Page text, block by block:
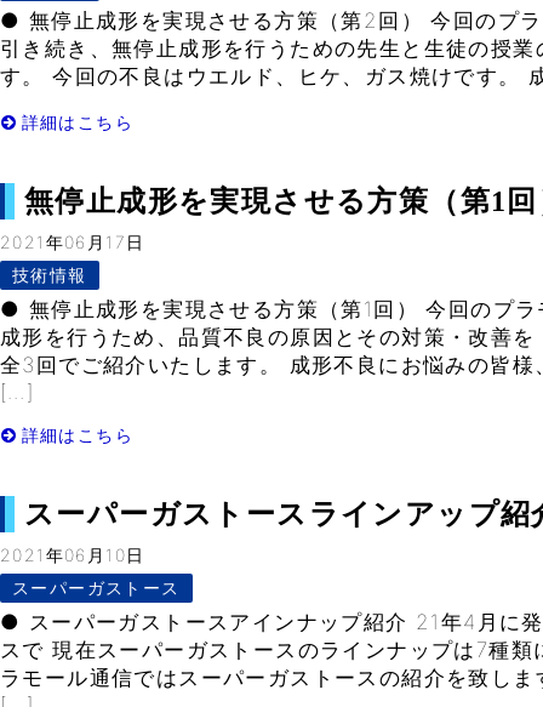
● 無停止成形を実現させる方策（第2回） 今回のプ
引き続き、無停止成形を行うための先生と生徒の授
す。 今回の不良はウエルド、ヒケ、ガス焼けです。
詳細はこちら
無停止成形を実現させる方策（第1
2021年06月17日
技術情報
● 無停止成形を実現させる方策（第1回） 今回のプ
成形を行うため、品質不良の原因とその対策・改善
全3回でご紹介いたします。 成形不良にお悩みの皆
[…]
詳細はこちら
スーパーガストースラインアップ紹
2021年06月10日
スーパーガストース
● スーパーガストースアインナップ紹介 21年4月に
スで 現在スーパーガストースのラインナップは7種
ラモール通信ではスーパーガストースの紹介を致し